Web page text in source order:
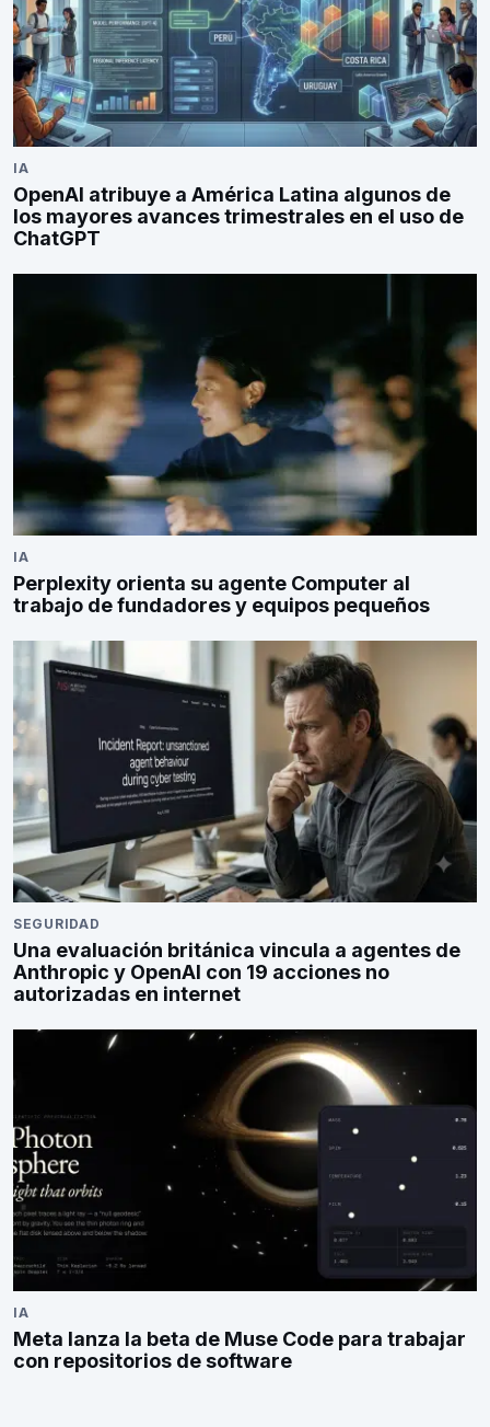
IA
OpenAI atribuye a América Latina algunos de
los mayores avances trimestrales en el uso de
ChatGPT
IA
Perplexity orienta su agente Computer al
trabajo de fundadores y equipos pequeños
SEGURIDAD
Una evaluación británica vincula a agentes de
Anthropic y OpenAI con 19 acciones no
autorizadas en internet
IA
Meta lanza la beta de Muse Code para trabajar
con repositorios de software